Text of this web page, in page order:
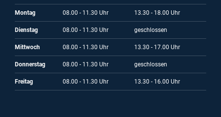
Montag 08.00 - 11.30 Uhr 13.30 - 18.00 Uhr
Dienstag 08.00 - 11.30 Uhr geschlossen
Mittwoch 08.00 - 11.30 Uhr 13.30 - 17.00 Uhr
Donnerstag 08.00 - 11.30 Uhr geschlossen
Freitag 08.00 - 11.30 Uhr 13.30 - 16.00 Uhr